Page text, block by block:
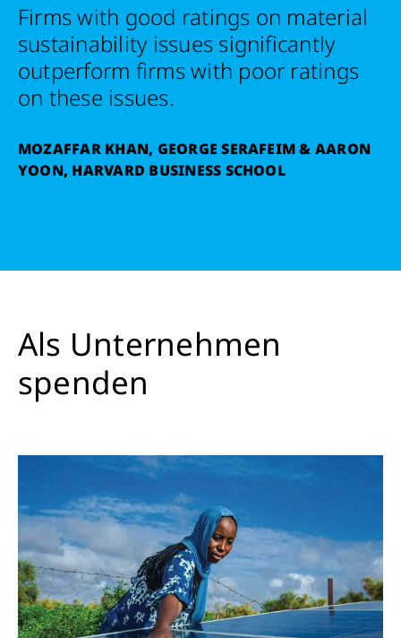
Firms with good ratings on material
sustainability issues significantly
outperform firms with poor ratings
on these issues.
MOZAFFAR KHAN, GEORGE SERAFEIM & AARON
YOON, HARVARD BUSINESS SCHOOL
Als Unternehmen
spenden